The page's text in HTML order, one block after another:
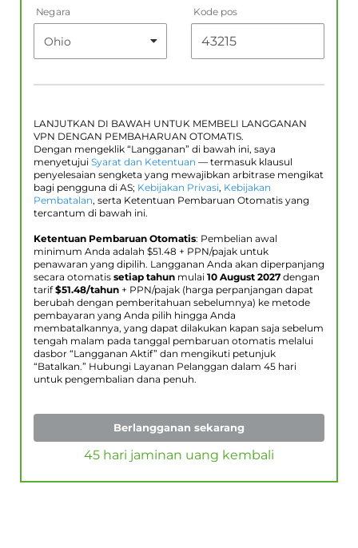
Negara Kode pos
LANJUTKAN DI BAWAH UNTUK MEMBELI LANGGANAN
VPN DENGAN PEMBAHARUAN OTOMATIS.
Dengan mengeklik “Langganan” di bawah ini, saya
menyetujui Syarat dan Ketentuan — termasuk klausul
penyelesaian sengketa yang mewajibkan arbitrase mengikat
bagi pengguna di AS; Kebijakan Privasi, Kebijakan
Pembatalan, serta Ketentuan Pembaruan Otomatis yang
tercantum di bawah ini.
Ketentuan Pembaruan Otomatis: Pembelian awal
minimum Anda adalah $51.48 + PPN/pajak untuk
penawaran yang dipilih. Langganan Anda akan diperpanjang
secara otomatis setiap tahun mulai 10 August 2027 dengan
tarif$51.48/tahun + PPN/pajak (harga perpanjangan dapat
berubah dengan pemberitahuan sebelumnya) ke metode
pembayaran yang Anda pilih hingga Anda
membatalkannya, yang dapat dilakukan kapan saja sebelum
tengah malam pada tanggal pembaruan otomatis melalui
dasbor “Langganan Aktif” dan mengikuti petunjuk
“Batalkan.” Hubungi Layanan Pelanggan dalam 45 hari
untuk pengembalian dana penuh.
Berlangganan sekarang
45 hari jaminan uang kembali